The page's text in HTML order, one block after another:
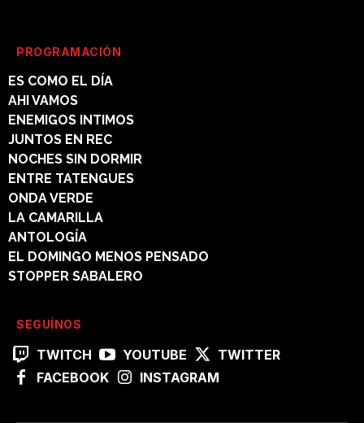
PROGRAMACIÓN
ES COMO EL DÍA
AHI VAMOS
ENEMIGOS INTIMOS
JUNTOS EN REC
NOCHES SIN DORMIR
ENTRE TATENGUES
ONDA VERDE
LA CAMARILLA
ANTOLOGÍA
EL DOMINGO MENOS PENSADO
STOPPER SABALERO
SEGUÍNOS
TWITCH YOUTUBE
TWITTER
FACEBOOK
INSTAGRAM